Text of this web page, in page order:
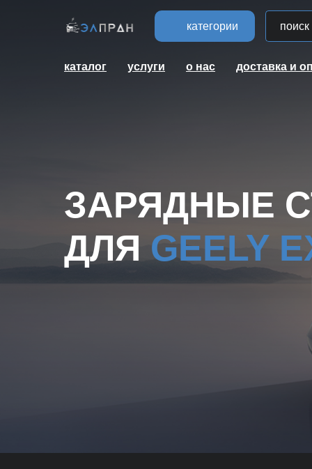
категории
каталог услуги о нас доставка и
ЗАРЯДНЫЕ
ДЛЯGEELY